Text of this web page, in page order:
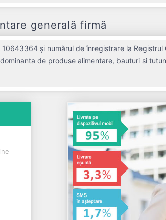
generală firmă
și numărul de înregistrare la
de produse alimentare, bauturi si